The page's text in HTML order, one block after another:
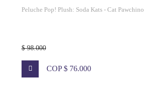
Peluche Pop! Plush: Soda Kats - Cat Pawchino
$ 98.000
COP $ 76.000